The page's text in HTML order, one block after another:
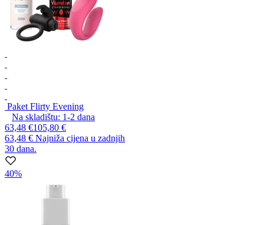
Paket Flirty Evening
Na skladištu: 1-2 dana
63,48 €105,80 €
63,48 € Najniža cijena u zadnjih
30 dana.
40%